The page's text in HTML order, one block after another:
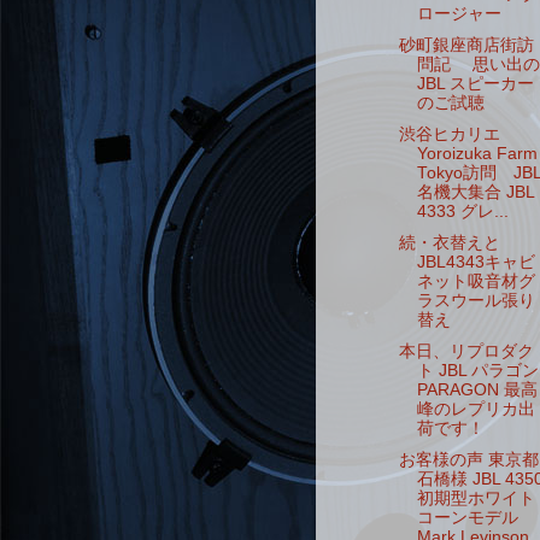
ロージャー
砂町銀座商店街訪
問記 思い出の
JBL スピーカー
のご試聴
渋谷ヒカリエ
Yoroizuka Farm
Tokyo訪問
名機大集合 JBL
4333 グレ...
続・衣替えと
JBL4343キャビ
ネット吸音材グ
ラスウール張り
替え
本日、リプロダク
ト JBL パラゴン
PARAGON 最高
峰のレプリカ出
荷です！
お客様の声 東京都
石橋様 JBL
初期型ホワイト
コーンモデル